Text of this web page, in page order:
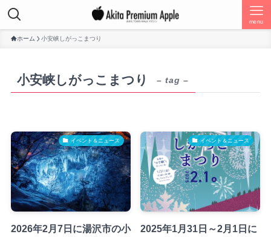
menu
ホーム 小安峡しがっこまつり
小安峡しがっこまつり – tag –
イベント＆ニュース
2026年2月7日に湯沢市の小
イベント＆ニュース
2025年1月31日～2月1日に